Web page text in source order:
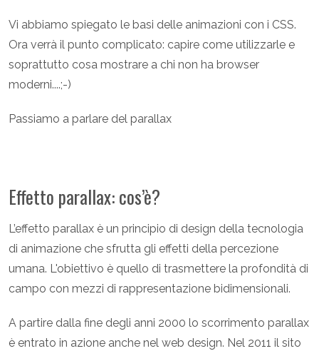
Vi abbiamo spiegato le basi delle animazioni con i CSS.
Ora verrà il punto complicato: capire come utilizzarle e
soprattutto cosa mostrare a chi non ha browser
moderni....;-)
Passiamo a parlare del parallax
Effetto parallax: cos’è?
L’effetto parallax è un principio di design della tecnologia
di animazione che sfrutta gli effetti della percezione
umana. L'obiettivo è quello di trasmettere la profondità di
campo con mezzi di rappresentazione bidimensionali.
A partire dalla fine degli anni 2000 lo scorrimento parallax
è entrato in azione anche nel web design. Nel 2011 il sito